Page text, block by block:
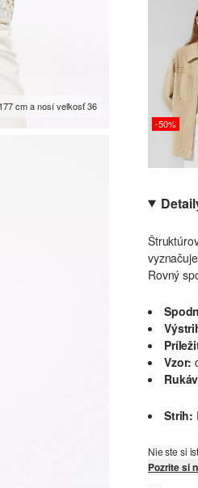
cm a nosí veľkosť 36
-50%
Rovný
Vzor:
Strih:
Nie ste si
Pozrite si